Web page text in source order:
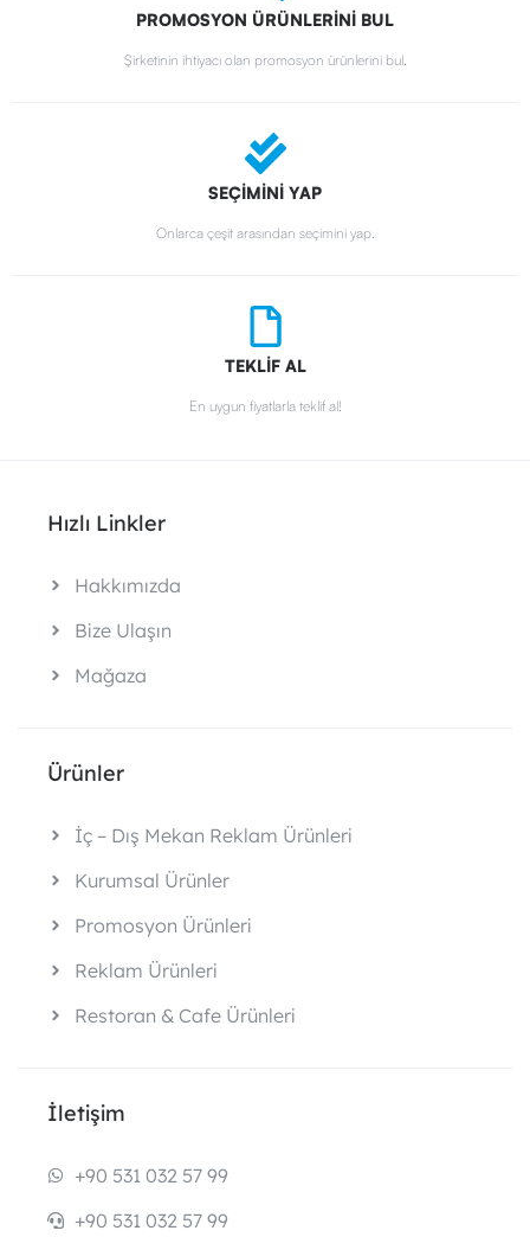
PROMOSYON ÜRÜNLERİNİ BUL
Şirketinin ihtiyacı olan promosyon ürünlerini bul.
SEÇİMİNİ YAP
Onlarca çeşit arasından seçimini yap.
TEKLİF AL
En uygun fiyatlarla teklif al!
Hızlı Linkler
Hakkımızda
Bize Ulaşın
Mağaza
Ürünler
İç – Dış Mekan Reklam Ürünleri
Kurumsal Ürünler
Promosyon Ürünleri
Reklam Ürünleri
Restoran & Cafe Ürünleri
İletişim
+90 531 032 57 99
+90 531 032 57 99